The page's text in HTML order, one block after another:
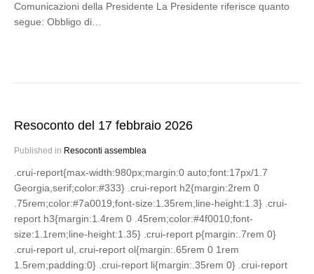
Comunicazioni della Presidente La Presidente riferisce quanto
segue: Obbligo di…
Resoconto del 17 febbraio 2026
Published in Resoconti assemblea
.crui-report{max-width:980px;margin:0 auto;font:17px/1.7
Georgia,serif;color:#333} .crui-report h2{margin:2rem 0
.75rem;color:#7a0019;font-size:1.35rem;line-height:1.3} .crui-
report h3{margin:1.4rem 0 .45rem;color:#4f0010;font-
size:1.1rem;line-height:1.35} .crui-report p{margin:.7rem 0}
.crui-report ul,.crui-report ol{margin:.65rem 0 1rem
1.5rem;padding:0} .crui-report li{margin:.35rem 0} .crui-report